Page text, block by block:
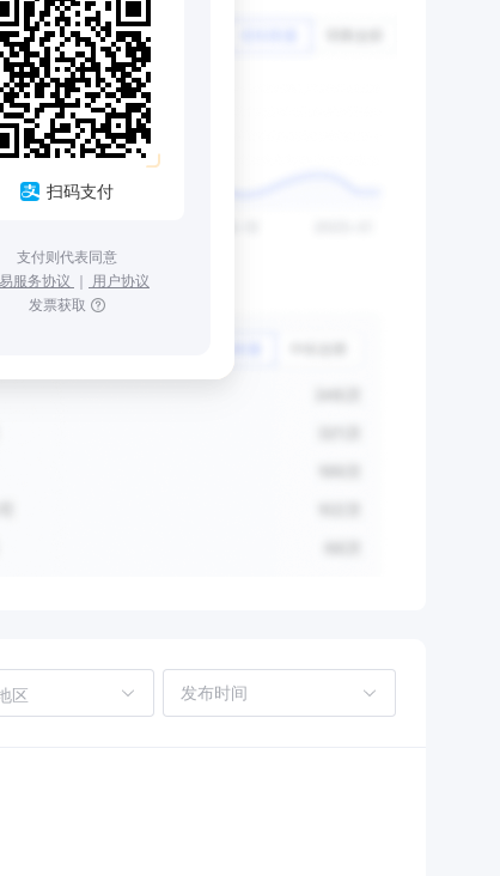
扫码支付
支付则代表同意
服务协议 ｜ 用户协议
发票获取
区